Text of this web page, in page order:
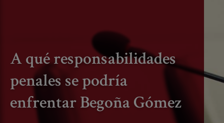
A qué responsabilidades
penales se podría
enfrentar Begoña Gómez